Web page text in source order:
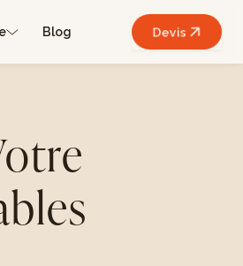
Blog Devis